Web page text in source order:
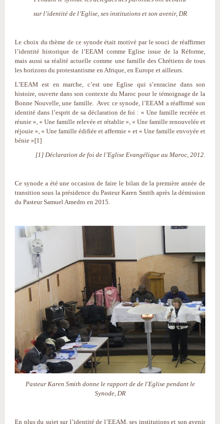
sur l’identité de l’Eglise, ses institutions et son avenir, DR
Le choix du thème de ce synode était motivé par le souci de réaffirmer
l’identité historique de l’EEAM comme Eglise issue de la Réforme,
mais aussi sa réalité actuelle comme une famille des Chrétiens de tous
les horizons du protestantisme en Afrique, en Europe et ailleurs.
L’EEAM est en marche, c’est une Eglise qui s’enracine dans son
histoire, ouverte dans son contexte du Maroc pour le témoignage de la
Bonne Nouvelle, une famille. Avec ce synode, l’EEAM a réaffirmé son
identité dans l’esprit de sa déclaration de foi : « Une famille recréée et
réunie », « Une famille relevée et rétablie », « Une famille renouvelée et
réjouie », « Une famille édifiée et affermie » et « Une famille envoyée et
bénie »[1]
[1] Déclaration de foi de l’Eglise Evangélique au Maroc, 2012.
Ce synode a été une occasion de faire le bilan de la première année de
transition sous la présidence du Pasteur Karen Smith après la démission
du Pasteur Samuel Amedro en 2015.
Pasteur Karen Smith donne le rapport de de l'Eglise pendant le
Synode, DR
En plus du sujet sur l’identité de l’EEAM, ses institutions et son avenir